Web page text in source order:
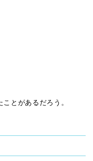
とがあるだろう。